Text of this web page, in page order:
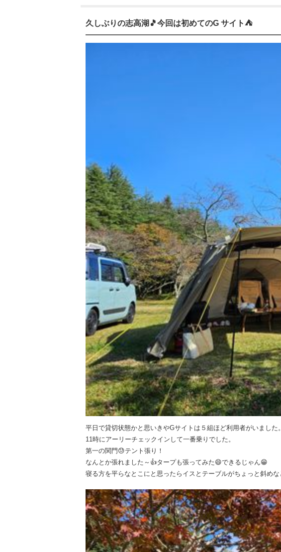
久しぶりの志高湖🎵今回は初めてのG サイト⛺
平日で貸切状態かと思いきやGサイトは５組ほど利用者がいました。
11時にアーリーチェックインして一番乗りでした。
第一の関門😓テント張り！
なんとか張れました～👍タープも張ってみた😄できるじゃん😁
寝る方を平らなとこにと思ったらイスとテーブルがちょっと斜め